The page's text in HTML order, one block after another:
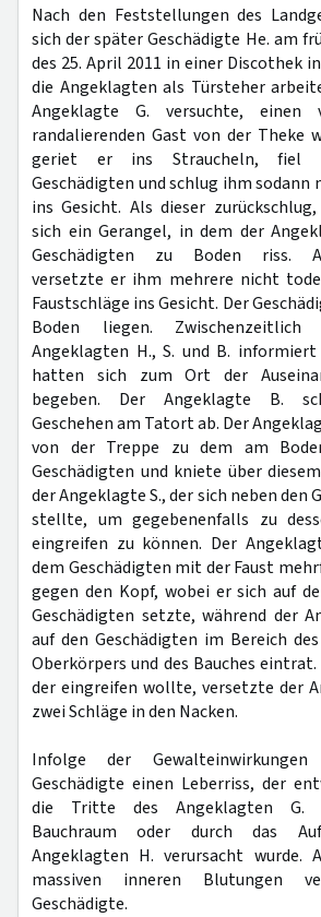
Nach den Feststellungen des
sich der später Geschädigte He. am
des 25. April 2011 in einer Discothek
die Angeklagten als Türsteher
Angeklagte G. versuchte, einen
randalierenden Gast von der Theke
geriet er ins Straucheln, fiel
Geschädigten und schlug ihm sodann
ins Gesicht. Als dieser
sich ein Gerangel, in dem der
Geschädigten zu Boden riss.
versetzte er ihm mehrere nicht
Faustschläge ins Gesicht. Der
Boden liegen.
Angeklagten H., S. und B.
hatten sich zum Ort der
begeben. Der Angeklagte B.
Geschehen am Tatort ab. Der
von der Treppe zu dem am
Geschädigten und kniete über
der Angeklagte S., der sich neben den
stellte, um gegebenenfalls zu
eingreifen zu können. Der
dem Geschädigten mit der Faust
gegen den Kopf, wobei er sich auf
Geschädigten setzte, während der
auf den Geschädigten im Bereich
Oberkörpers und des Bauches
der eingreifen wollte, versetzte der
zwei Schläge in den Nacken.
Infolge der
Geschädigte einen Leberriss, der
die Tritte des Angeklagten G.
Bauchraum oder durch das
Angeklagten H. verursacht wurde.
massiven inneren Blutungen
Geschädigte.